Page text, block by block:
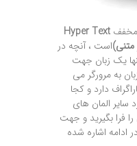
مخفف Hyper Text
است ، آنچه در
یک زبان جهت
به مرورگر می
دارد و کجا
المان های
را فرا بگیرید و جهت
ادامه اشاره شده